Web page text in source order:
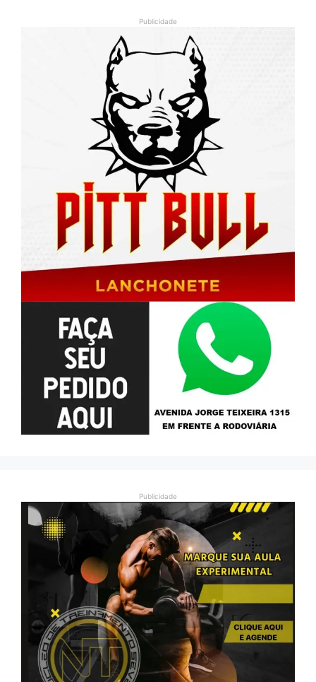
Publicidade
Publicidade